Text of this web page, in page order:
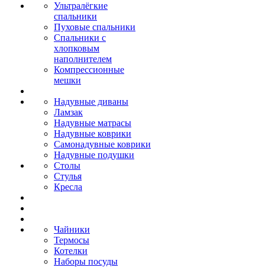
Ультралёгкие
спальники
Пуховые спальники
Спальники с
хлопковым
наполнителем
Компрессионные
мешки
Надувные диваны
Ламзак
Надувные матрасы
Надувные коврики
Самонадувные коврики
Надувные подушки
Столы
Стулья
Кресла
Чайники
Термосы
Котелки
Наборы посуды